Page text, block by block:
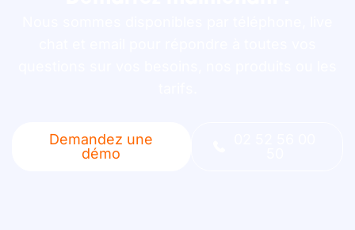
Demandez une
démo